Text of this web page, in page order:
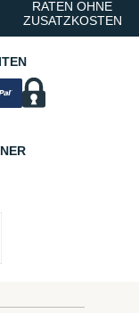
RATEN OHNE
ZUSATZKOSTEN